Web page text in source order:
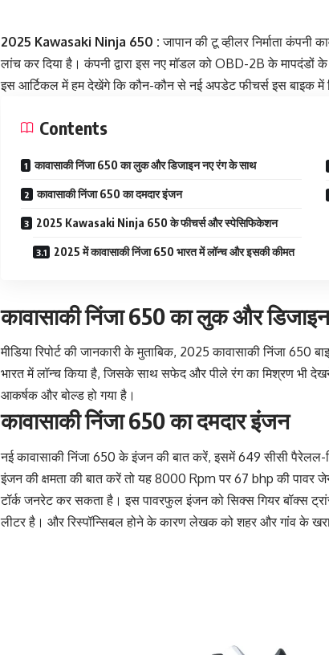
2025 Kawasaki Ninja 650 : जापान की टू व्हीलर निर्माता
लांच कर दिया है। कंपनी द्वारा इस नए मॉडल को OBD-2B के
इस आर्टिकल में हम देखेंगे कि कौन-कौन से नई अपडेट फीचर्स इस बाइक में
Contents
कावासाकी निंजा 650 का लुक और डिजाइन नए रंग के साथ
कावासाकी निंजा 650 का दमदार इंजन
2025 Kawasaki Ninja 650 के फीचर्स और स्पेसिफिकेशन
2025 में कावासाकी निंजा 650 भारत में लॉन्च और इसकी कीमत
कावासाकी निंजा 650 का लुक और
मीडिया रिपोर्ट की जानकारी के मुताबिक, 2025 कावासाकी निंजा
भारत में लॉन्च किया है, जिसके साथ सफेद और पीले रंग का मिश्रण भी
आकर्षक और बोल्ड हो गया है।
कावासाकी निंजा 650 का दमदार इंजन
नई कावासाकी निंजा 650 के इंजन की बात करें, इसमें 649 सीसी
इंजन की क्षमता की बात करें तो यह 8000 Rpm पर 67 bhp की
टॉर्क जनरेट कर सकता है। इस पावरफुल इंजन को सिक्स गियर बॉक्स
लीटर है। और रिस्पॉन्सिबल होने के कारण लेखक को शहर और गांव के खराब